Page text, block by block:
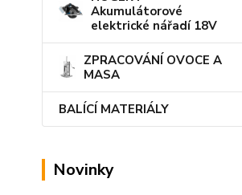
Akumulátorové
elektrické nářadí 18V
ZPRACOVÁNÍ OVOCE A
MASA
BALÍCÍ MATERIÁLY
Novinky